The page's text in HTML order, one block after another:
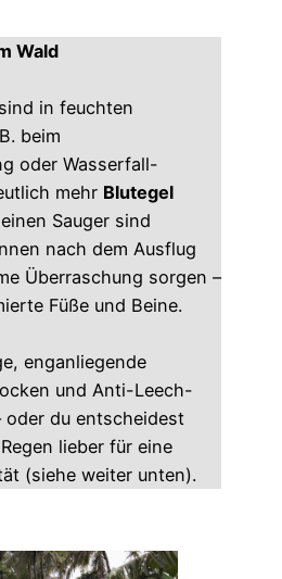
Wald
in feuchten
beim
oder Wasserfall-
mehr Blutegel
Sauger sind
nach dem Ausflug
Überraschung sorgen –
Füße und Beine.
enganliegende
und Anti-Leech-
oder du entscheidest
lieber für eine
(siehe weiter unten).